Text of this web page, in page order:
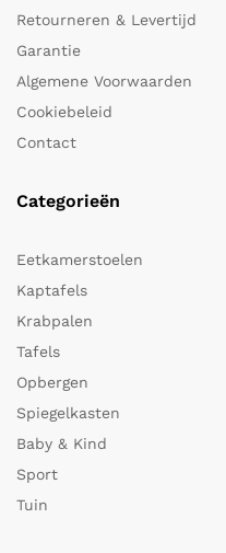
Retourneren & Levertijd
Garantie
Algemene Voorwaarden
Cookiebeleid
Contact
Categorieën
Eetkamerstoelen
Kaptafels
Krabpalen
Tafels
Opbergen
Spiegelkasten
Baby & Kind
Sport
Tuin